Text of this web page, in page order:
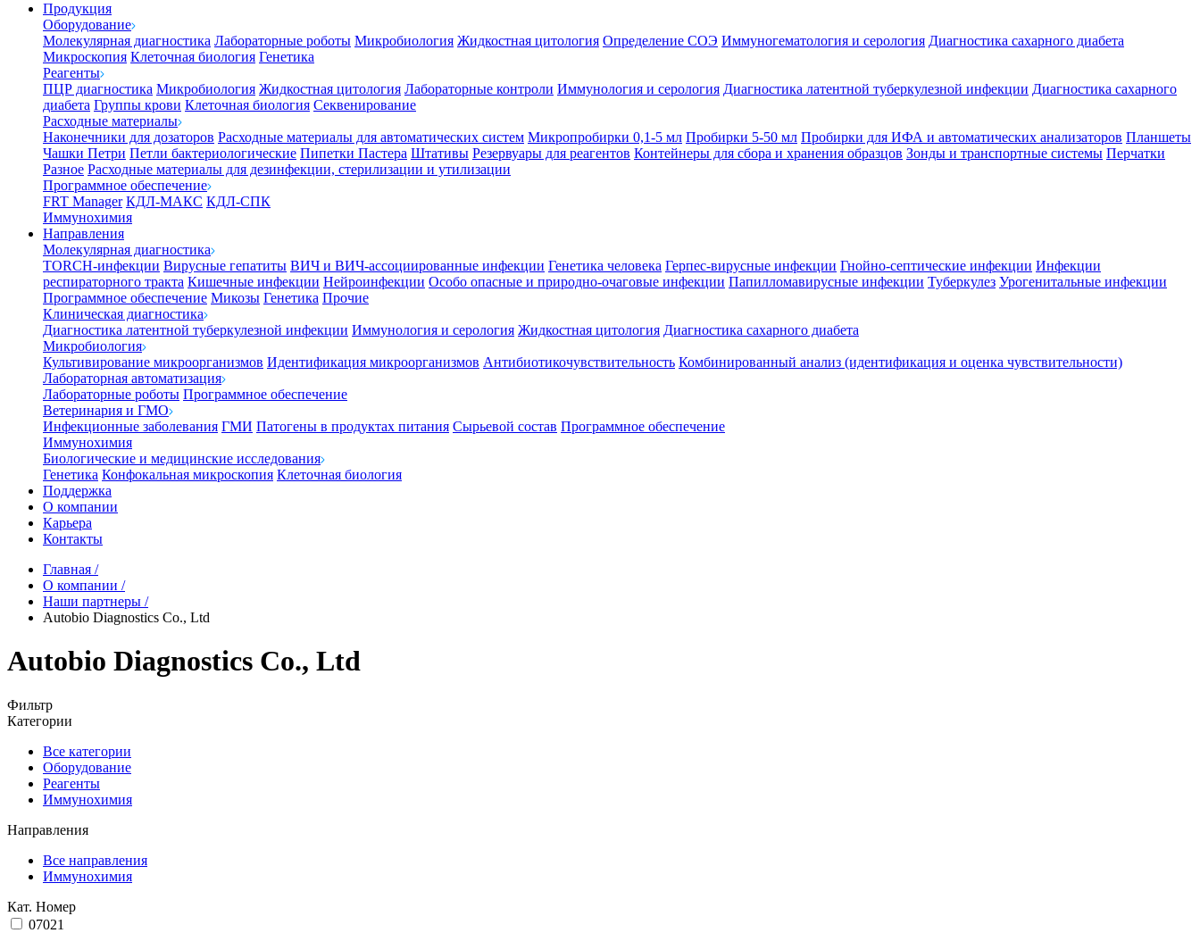
Продукция
Оборудование
Молекулярная диагностика Лабораторные роботы Микробиология Жидкостная цитология Определение СОЭ Иммуногематология и серология Диагностика сахарного диабета
Микроскопия Клеточная биология Генетика
Реагенты
ПЦР диагностика Микробиология Жидкостная цитология Лабораторные контроли Иммунология и серология Диагностика латентной туберкулезной инфекции Диагностика сахарного
диабета Группы крови Клеточная биология Секвенирование
Расходные материалы
Наконечники для дозаторов Расходные материалы для автоматических систем Микропробирки 0,1-5 мл Пробирки 5-50 мл Пробирки для ИФА и автоматических анализаторов Планшеты
Чашки Петри Петли бактериологические Пипетки Пастера Штативы Резервуары для реагентов Контейнеры для сбора и хранения образцов Зонды и транспортные системы Перчатки
Разное Расходные материалы для дезинфекции, стерилизации и утилизации
Программное обеспечение
FRT Manager КДЛ-МАКС КДЛ-СПК
Иммунохимия
Направления
Молекулярная диагностика
TORCH-инфекции Вирусные гепатиты ВИЧ и ВИЧ-ассоциированные инфекции Генетика человека Герпес-вирусные инфекции Гнойно-септические инфекции Инфекции
респираторного тракта Кишечные инфекции Нейроинфекции Особо опасные и природно-очаговые инфекции Папилломавирусные инфекции Туберкулез Урогенитальные инфекции
Программное обеспечение Микозы Генетика Прочие
Клиническая диагностика
Диагностика латентной туберкулезной инфекции Иммунология и серология Жидкостная цитология Диагностика сахарного диабета
Микробиология
Культивирование микроорганизмов Идентификация микроорганизмов Антибиотикочувствительность Комбинированный анализ (идентификация и оценка чувствительности)
Лабораторная автоматизация
Лабораторные роботы Программное обеспечение
Ветеринария и ГМО
Инфекционные заболевания ГМИ Патогены в продуктах питания Сырьевой состав Программное обеспечение
Иммунохимия
Биологические и медицинские исследования
Генетика Конфокальная микроскопия Клеточная биология
Поддержка
О компании
Карьера
Контакты
Главная /
О компании /
Наши партнеры /
Autobio Diagnostics Co., Ltd
Autobio Diagnostics Co., Ltd
Фильтр
Категории
Все категории
Оборудование
Реагенты
Иммунохимия
Направления
Все направления
Иммунохимия
Кат. Номер
07021